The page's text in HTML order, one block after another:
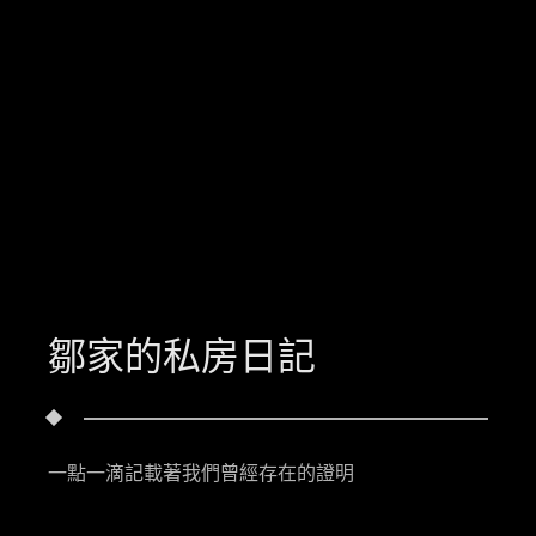
鄒家的私房日記
一點一滴記載著我們曾經存在的證明